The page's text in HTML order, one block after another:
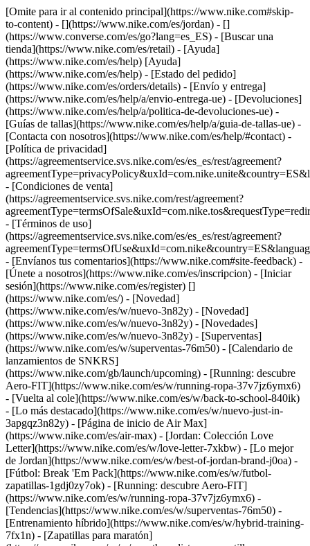
[Omite para ir al contenido principal](https://www.nike.com#skip-
to-content) - [](https://www.nike.com/es/jordan) - []
(https://www.converse.com/es/go?lang=es_ES) - [Buscar una
tienda](https://www.nike.com/es/retail) - [Ayuda]
(https://www.nike.com/es/help) [Ayuda]
(https://www.nike.com/es/help) - [Estado del pedido]
(https://www.nike.com/es/orders/details) - [Envío y entrega]
(https://www.nike.com/es/help/a/envio-entrega-ue) - [Devoluciones]
(https://www.nike.com/es/help/a/politica-de-devoluciones-ue) -
[Guías de tallas](https://www.nike.com/es/help/a/guia-de-tallas-ue) -
[Contacta con nosotros](https://www.nike.com/es/help/#contact) -
[Política de privacidad]
(https://agreementservice.svs.nike.com/es/es_es/rest/agreement?
- [Condiciones de venta]
(https://agreementservice.svs.nike.com/rest/agreement?
- [Términos de uso]
(https://agreementservice.svs.nike.com/es/es_es/rest/agreement?
- [Envíanos tus comentarios](https://www.nike.com#site-feedback) -
[Únete a nosotros](https://www.nike.com/es/inscripcion) - [Iniciar
sesión](https://www.nike.com/es/register) []
(https://www.nike.com/es/) - [Novedad]
(https://www.nike.com/es/w/nuevo-3n82y) - [Novedad]
(https://www.nike.com/es/w/nuevo-3n82y) - [Novedades]
(https://www.nike.com/es/w/nuevo-3n82y) - [Superventas]
(https://www.nike.com/es/w/superventas-76m50) - [Calendario de
lanzamientos de SNKRS]
(https://www.nike.com/gb/launch/upcoming) - [Running: descubre
Aero-FIT](https://www.nike.com/es/w/running-ropa-37v7jz6ymx6)
- [Vuelta al cole](https://www.nike.com/es/w/back-to-school-840ik)
- [Lo más destacado](https://www.nike.com/es/w/nuevo-just-in-
3apgqz3n82y) - [Página de inicio de Air Max]
(https://www.nike.com/es/air-max) - [Jordan: Colección Love
Letter](https://www.nike.com/es/w/love-letter-7xkbw) - [Lo mejor
de Jordan](https://www.nike.com/es/w/best-of-jordan-brand-j0oa) -
[Fútbol: Break 'Em Pack](https://www.nike.com/es/w/futbol-
zapatillas-1gdj0zy7ok) - [Running: descubre Aero-FIT]
(https://www.nike.com/es/w/running-ropa-37v7jz6ymx6) -
[Tendencias](https://www.nike.com/es/w/superventas-76m50) -
[Entrenamiento híbrido](https://www.nike.com/es/w/hybrid-training-
7fx1n) - [Zapatillas para maratón]